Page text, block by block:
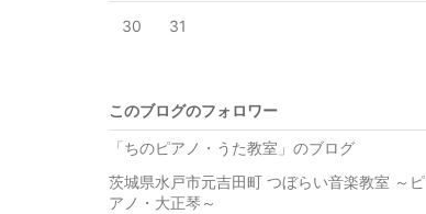
30 31
このブログのフォロワー
「ちのピアノ・うた教室」のブログ
茨城県水戸市元吉田町 つぼらい音楽教室 ～ピ
アノ・大正琴～